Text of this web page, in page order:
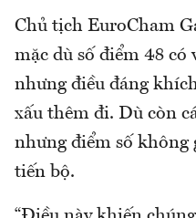
Chủ tịch EuroCham
mặc dù số điểm 48 có
nhưng điều đáng
xấu thêm đi. Dù còn
nhưng điểm số không
tiến bộ.